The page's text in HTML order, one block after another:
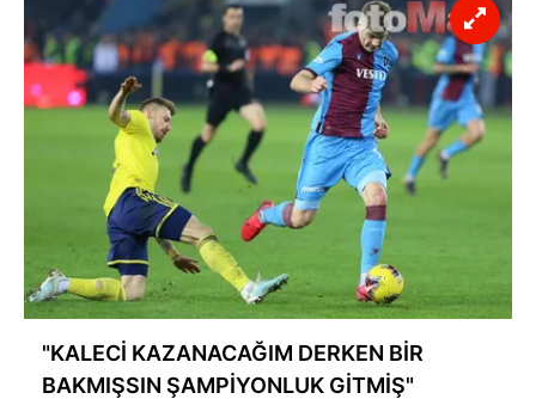
"KALECİ KAZANACAĞIM DERKEN BİR
BAKMIŞSIN ŞAMPİYONLUK GİTMİŞ"